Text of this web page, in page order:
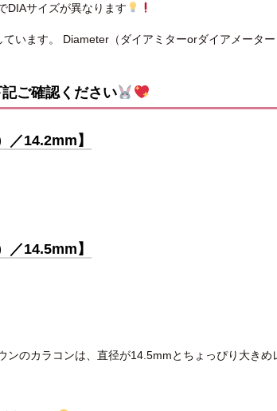
DIAサイズが異なります
ています。 Diameter（ダイアミターorダイアメータ
ご確認ください
／14.2mm】
／14.5mm】
ンのカラコンは、直径が14.5mmとちょっぴり大きめ